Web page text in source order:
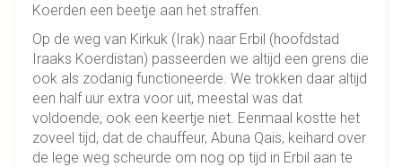
Koerden een beetje aan het straffen.
Op de weg van Kirkuk (Irak) naar Erbil (hoofdstad
Iraaks Koerdistan) passeerden we altijd een grens die
ook als zodanig functioneerde. We trokken daar altijd
een half uur extra voor uit, meestal was dat
voldoende, ook een keertje niet. Eenmaal kostte het
zoveel tijd, dat de chauffeur, Abuna Qais, keihard over
de lege weg scheurde om nog op tijd in Erbil aan te